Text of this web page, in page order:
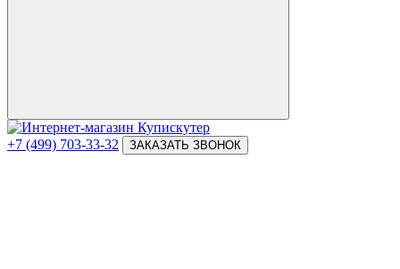
+7 (499) 703-33-32 ЗАКАЗАТЬ ЗВОНОК